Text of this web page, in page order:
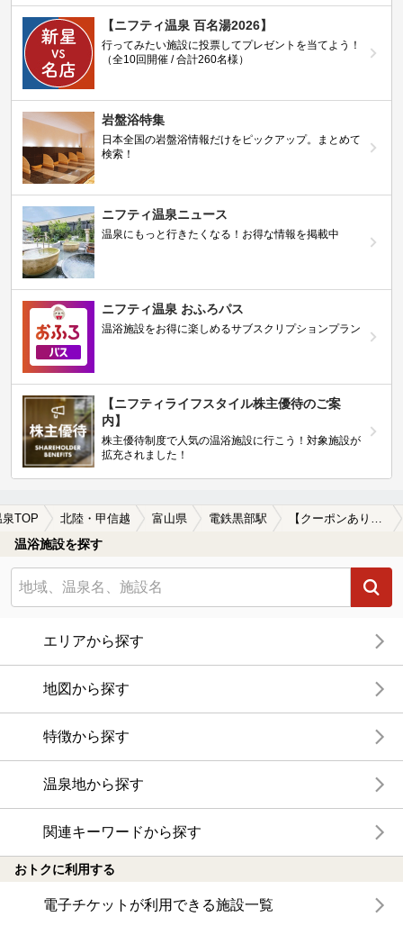
【ニフティ温泉 百名湯2026】
行ってみたい施設に投票してプレゼントを当てよう！
（全10回開催 / 合計260名様）
岩盤浴特集
日本全国の岩盤浴情報だけをピックアップ。まとめて
検索！
ニフティ温泉ニュース
温泉にもっと行きたくなる！お得な情報を掲載中
ニフティ温泉 おふろパス
温浴施設をお得に楽しめるサブスクリプションプラン
【ニフティライフスタイル株主優待のご案
内】
株主優待制度で人気の温浴施設に行こう！対象施設が
拡充されました！
泉TOP 北陸・甲信越 富山県 電鉄黒部駅 【クーポンあり】水風呂が楽しめる電鉄黒部駅近くの温泉、日帰り温泉、スーパー銭湯おすすめ
温浴施設を探す
エリアから探す
地図から探す
特徴から探す
温泉地から探す
関連キーワードから探す
おトクに利用する
電子チケットが利用できる施設一覧